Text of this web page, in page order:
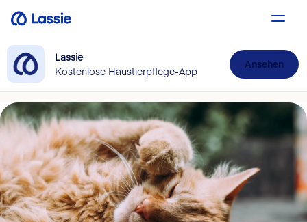
Lassie
Kostenlose Haustierpflege-App
Ansehen